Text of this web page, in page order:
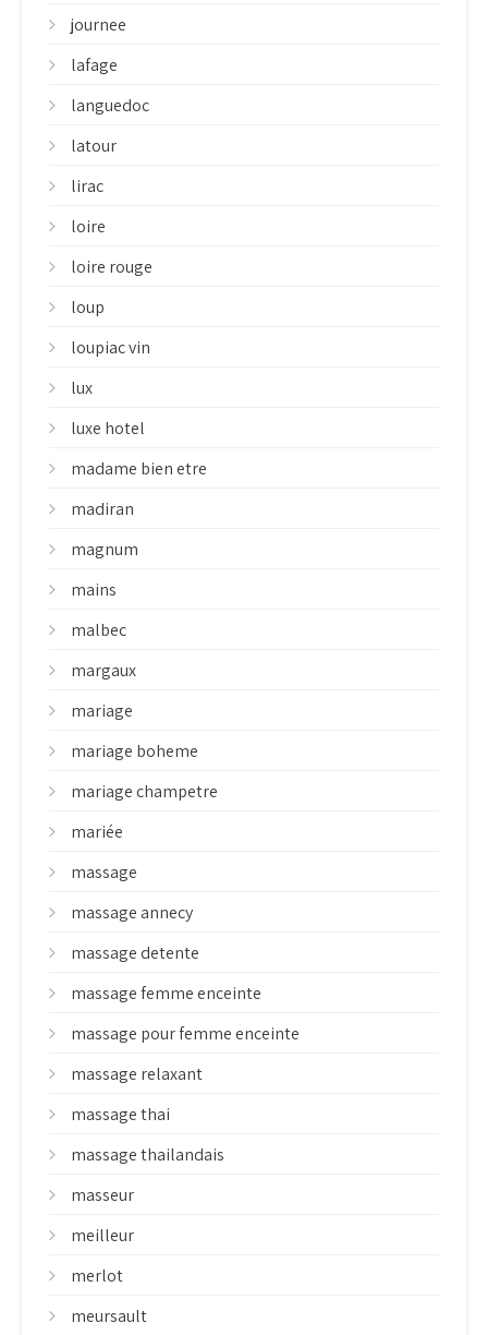
journee
lafage
languedoc
latour
lirac
loire
loire rouge
loup
loupiac vin
lux
luxe hotel
madame bien etre
madiran
magnum
mains
malbec
margaux
mariage
mariage boheme
mariage champetre
mariée
massage
massage annecy
massage detente
massage femme enceinte
massage pour femme enceinte
massage relaxant
massage thai
massage thailandais
masseur
meilleur
merlot
meursault